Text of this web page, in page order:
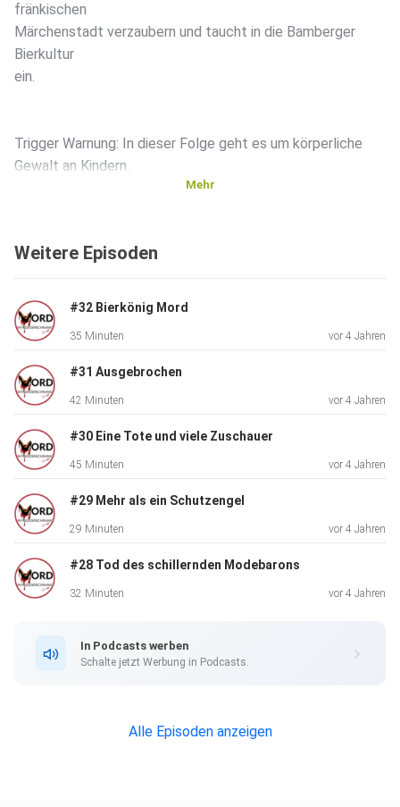
fränkischen
Märchenstadt verzaubern und taucht in die Bamberger
Bierkultur
ein.
Trigger Warnung: In dieser Folge geht es um körperliche
Gewalt an Kindern.
Bambergs Innenstadt entführt. Ganz Deutschland ist
fiebert mit der kleinen Familie mit, dass ihr Sohn schnell
Nachhause kommt. Doch welches grausame Geheimnis
steckt wirklich
hinter der vermeintlichen Entführung? Die erschütternde
Wahrheit
nach der
Tat für Entsetzen.
In dieser Folge sprechen Jördis und Pia über die
Entführungsgeschichte und beschäftigen sich mit der
Frage, was
mit uns gemeinsam Pias Lieblings Bier aus Bamberg testen.
Mehr
Weitere Episoden
#32 Bierkönig Mord
35 Minuten vor 4 Jahren
#31 Ausgebrochen
42 Minuten vor 4 Jahren
#30 Eine Tote und viele Zuschauer
45 Minuten vor 4 Jahren
#29 Mehr als ein Schutzengel
29 Minuten vor 4 Jahren
#28 Tod des schillernden Modebarons
32 Minuten vor 4 Jahren
In Podcasts werben
Schalte jetzt Werbung in Podcasts.
Alle Episoden anzeigen